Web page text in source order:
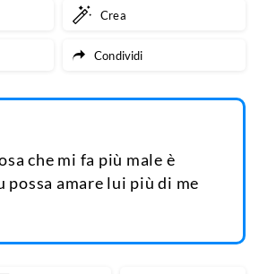
Crea
Condividi
che mi fa più male è
possa amare lui più di me